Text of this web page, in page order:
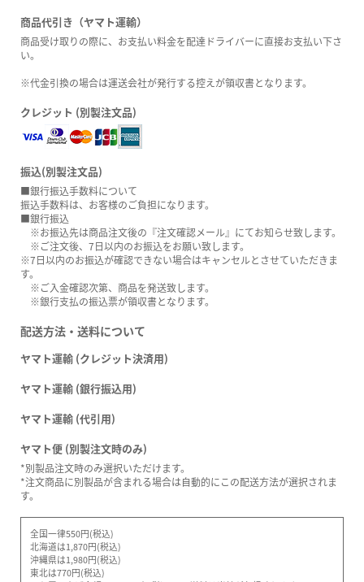
商品代引き（ヤマト運輸）
商品受け取りの際に、お支払い料金を配達ドライバーに直接お支払い下さ
い。
※代金引換の場合は運送会社が発行する控えが領収書となります。
クレジット (別製注文品)
振込(別製注文品)
■銀行振込手数料について
振込手数料は、お客様のご負担になります。
■銀行振込
※お振込先は商品注文後の『注文確認メール』にてお知らせ致します。
※ご注文後、7日以内のお振込をお願い致します。
※7日以内のお振込が確認できない場合はキャンセルとさせていただきま
す。
※ご入金確認次第、商品を発送致します。
※銀行支払の振込票が領収書となります。
配送方法・送料について
ヤマト運輸 (クレジット決済用)
ヤマト運輸 (銀行振込用)
ヤマト運輸 (代引用)
ヤマト便 (別製注文時のみ)
*別製品注文時のみ選択いただけます。
*注文商品に別製品が含まれる場合は自動的にこの配送方法が選択されま
す。
全国一律550円(税込)
北海道は1,870円(税込)
沖縄県は1,980円(税込)
東北は770円(税込)